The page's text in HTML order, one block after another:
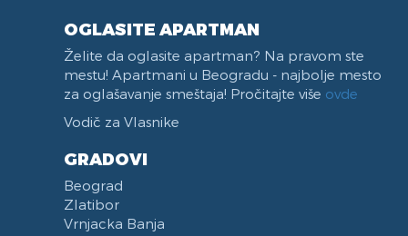
OGLASITE APARTMAN
Želite da oglasite apartman? Na pravom ste
mestu! Apartmani u Beogradu - najbolje mesto
za oglašavanje smeštaja! Pročitajte više ovde
Vodič za Vlasnike
GRADOVI
Beograd
Zlatibor
Vrnjacka Banja